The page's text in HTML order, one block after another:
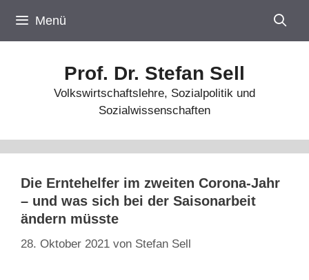
Inhalt
springen
Menü
Prof. Dr. Stefan Sell
Volkswirtschaftslehre, Sozialpolitik und
Sozialwissenschaften
Die Erntehelfer im zweiten Corona-Jahr
– und was sich bei der Saisonarbeit
ändern müsste
28. Oktober 2021 von Stefan Sell